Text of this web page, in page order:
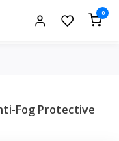
0
Fog Protective